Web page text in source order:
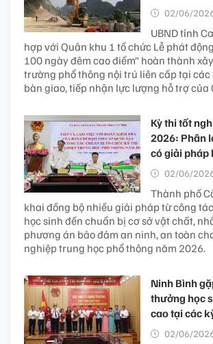
02/06/
UBND tỉnh
hợp với Quân khu 1 tổ chức Lễ phát
100 ngày đêm cao điểm” hoàn thành
trường phổ thông nội trú liên cấp tại các
bàn giao, tiếp nhận lực lượng hỗ trợ của
Kỳ thi tốt
2026: Phân
có giải pháp
02/06/
Thành phố
khai đồng bộ nhiều giải pháp từ công
học sinh đến chuẩn bị cơ sở vật chất,
phương án bảo đảm an ninh, an toàn
nghiệp trung học phổ thông năm 2026.
Ninh Bình
thưởng học
cao tại các
02/06/